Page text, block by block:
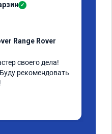
✓
Range Rover
своего дела!
рекомендовать